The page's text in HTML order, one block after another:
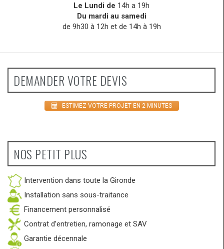
Le Lundi de 14h a 19h
Du mardi au samedi
de 9h30 à 12h et de 14h à 19h
DEMANDER VOTRE DEVIS
ESTIMEZ VOTRE PROJET EN 2 MINUTES
NOS PETIT PLUS
Intervention dans toute la Gironde
Installation sans sous-traitance
Financement personnalisé
Contrat d’entretien, ramonage et SAV
Garantie décennale